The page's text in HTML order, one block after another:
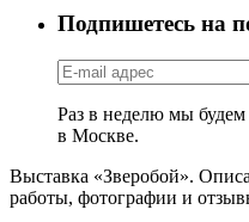
Подпишетесь на
Раз в неделю мы
в Москве.
Выставка «Зверобой».
работы, фотографии и